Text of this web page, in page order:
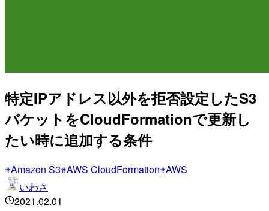
特定IPアドレス以外を拒否設定したS3
バケットをCloudFormationで更新し
たい時に追加する条件
Amazon S3 AWS CloudFormation AWS
いわさ
2021.02.01